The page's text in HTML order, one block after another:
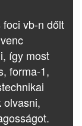
vb-n dőlt
így most
forma-1,
olvasni,